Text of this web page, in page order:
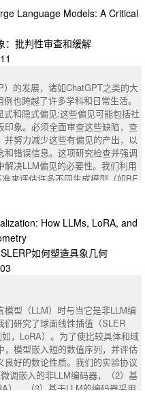
with language, ProPS plac
of the policy optimization lo
on both reward feedback and n
can perform numerical optimiza
signals, such as goals, do
to more informed exploration
across fifteen Gymnasiu
and MuJoCo environment
RL algorithms (e.g., PPO, SAC,
out of fifteen tasks and demo
with domain knowledge. These r
and numerics for transp
RL.
share speculative decoding metho
of decoding iterations. Ex
dLLM achieves 46-162x and 2.6
and Fast-dLLM, respectively, w
degradation in existing acceler
户进行了人工评估，发现超过9
们证明了PeerCoPilot提供了比基
目前由CSPNJ的5-10个同行提
为健康组织，为10，000多名服
的使用范围。
include mental health and subst
burden in the United States. P
critically assist individuals
health services with assistan
and housing. However, limited
to address all service user ne
their day-to-day tasks, we intro
(LLM)-powered assistant that h
construct step-by-step goals, a
and 6 service users and fou
PeerCoPilot. Moreover, we de
reliable and specific informatio
used by a group of 5-10 peer pr
organization serving over 10,0
PeerCoPilot's use.
Language Models: A Critical
：批判性审查和缓解
的发展，诸如ChatGPT之类的大
也跨越了许多学科和日常生活。
和隐式偏见;这些偏见可能包括社
象。必须全面审查这些缺陷，查
努力减少这些有偏见的产出，以
错误信息。这项研究检查并强调
决LLM偏见的必要性。我们利用
来评估许多不同生成模型（如BE
见。我们的研究结果还表明，尽管
提示及其输出中的关键字。这表明
实性。最后，为了提高模型性
调、使用不同提示技术的模型以
在跨数据集测试期间表现出有希
试的性能，性能增益高达20%。
How LLMs, LoRA, and
如何塑造具象几何
型（LLM）时与当它是非LLM编
研究了球面线性插值（SLER
，LoRA）。为了使比较具体和域
模型嵌入短的数值序列，并评估
好的数论性质。我们的实验协议
调嵌入的非LLM编码器，（2）基
），（3）基于LLM的编码器采用